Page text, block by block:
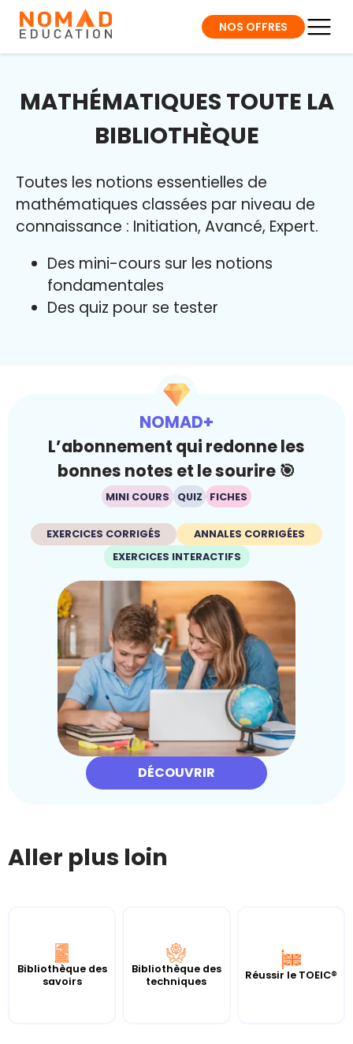
NOS OFFRES
MATHÉMATIQUES TOUTE LA
BIBLIOTHÈQUE
Toutes les notions essentielles de
mathématiques classées par niveau de
connaissance : Initiation, Avancé, Expert.
Des mini-cours sur les notions
fondamentales
Des quiz pour se tester
NOMAD+
L’abonnement qui redonne les
bonnes notes et le sourire 🎯
MINI COURS QUIZ FICHES
EXERCICES CORRIGÉS
ANNALES CORRIGÉES
EXERCICES INTERACTIFS
DÉCOUVRIR
Aller plus loin
Bibliothèque des
savoirs
Bibliothèque des
techniques
Réussir le TOEIC®